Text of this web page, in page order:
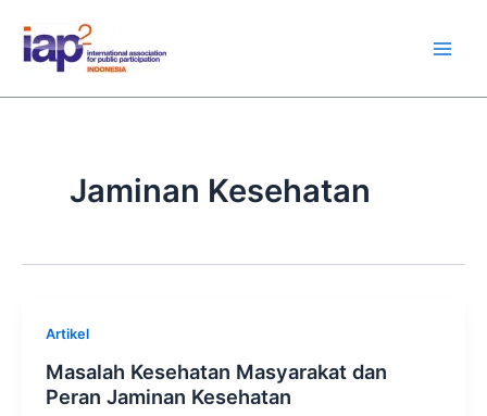
content
Jaminan Kesehatan
Artikel
Masalah Kesehatan Masyarakat dan
Peran Jaminan Kesehatan